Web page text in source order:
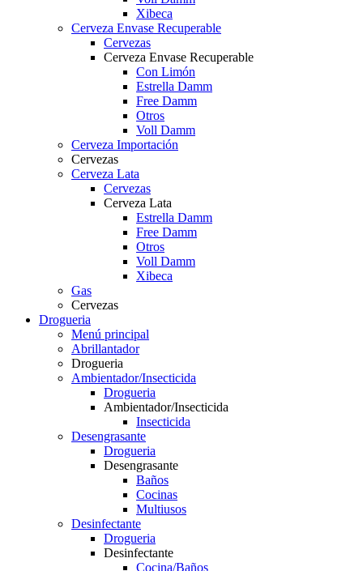
Xibeca
Cerveza Envase Recuperable
Cervezas
Cerveza Envase Recuperable
Con Limón
Estrella Damm
Free Damm
Otros
Voll Damm
Cerveza Importación
Cervezas
Cerveza Lata
Cervezas
Cerveza Lata
Estrella Damm
Free Damm
Otros
Voll Damm
Xibeca
Gas
Cervezas
Drogueria
Menú principal
Abrillantador
Drogueria
Ambientador/Insecticida
Drogueria
Ambientador/Insecticida
Insecticida
Desengrasante
Drogueria
Desengrasante
Baños
Cocinas
Multiusos
Desinfectante
Drogueria
Desinfectante
Cocina/Baños